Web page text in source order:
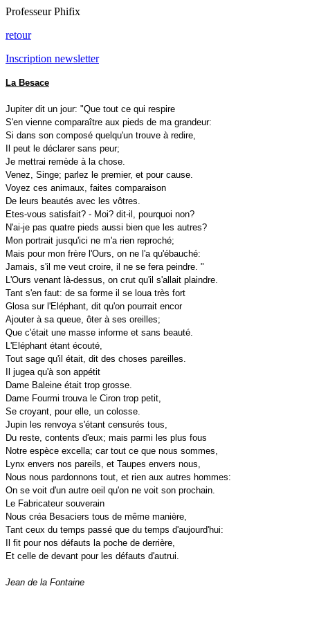
Professeur Phifix
retour
Inscription newsletter
La Besace
Jupiter dit un jour: "Que tout ce qui respire
S'en vienne comparaître aux pieds de ma grandeur:
Si dans son composé quelqu'un trouve à redire,
Il peut le déclarer sans peur;
Je mettrai remède à la chose.
Venez, Singe; parlez le premier, et pour cause.
Voyez ces animaux, faites comparaison
De leurs beautés avec les vôtres.
Etes-vous satisfait? - Moi? dit-il, pourquoi non?
N'ai-je pas quatre pieds aussi bien que les autres?
Mon portrait jusqu'ici ne m'a rien reproché;
Mais pour mon frère l'Ours, on ne l'a qu'ébauché:
Jamais, s'il me veut croire, il ne se fera peindre. "
L'Ours venant là-dessus, on crut qu'il s'allait plaindre.
Tant s'en faut: de sa forme il se loua très fort
Glosa sur l'Eléphant, dit qu'on pourrait encor
Ajouter à sa queue, ôter à ses oreilles;
Que c'était une masse informe et sans beauté.
L'Eléphant étant écouté,
Tout sage qu'il était, dit des choses pareilles.
Il jugea qu'à son appétit
Dame Baleine était trop grosse.
Dame Fourmi trouva le Ciron trop petit,
Se croyant, pour elle, un colosse.
Jupin les renvoya s'étant censurés tous,
Du reste, contents d'eux; mais parmi les plus fous
Notre espèce excella; car tout ce que nous sommes,
Lynx envers nos pareils, et Taupes envers nous,
Nous nous pardonnons tout, et rien aux autres hommes:
On se voit d'un autre oeil qu'on ne voit son prochain.
Le Fabricateur souverain
Nous créa Besaciers tous de même manière,
Tant ceux du temps passé que du temps d'aujourd'hui:
Il fit pour nos défauts la poche de derrière,
Et celle de devant pour les défauts d'autrui.
Jean de la Fontaine